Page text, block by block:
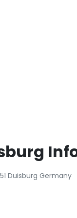
Duisburg Germany